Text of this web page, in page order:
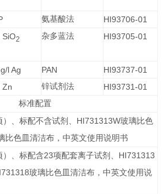
氨基酸法 HI93706-01
SiO2 杂多蓝法 HI93705-01
l Ag PAN HI93737-01
Zn 锌试剂法 HI93731-01
标准配置
）、标配不含试剂、 HI731313W玻璃比色
比色皿清洁布，中英文使用说明书
）、标配含23项配套离子试剂、 HI731313
玻璃比色皿清洁布，中英文使用说